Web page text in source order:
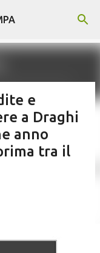
e
a Draghi
anno
tra il